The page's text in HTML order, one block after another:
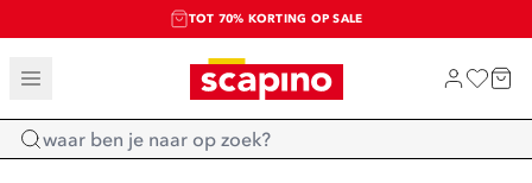
TOT 70% KORTING OP SALE
SALE: LAATSTE KANS!
SHOP NIEUW
Home